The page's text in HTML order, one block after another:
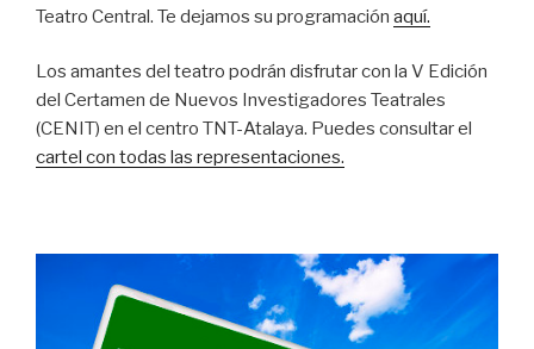
Teatro Central. Te dejamos su programación aquí.
Los amantes del teatro podrán disfrutar con la V Edición
del Certamen de Nuevos Investigadores Teatrales
(CENIT) en el centro TNT-Atalaya. Puedes consultar el
cartel con todas las representaciones.